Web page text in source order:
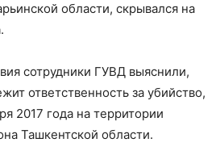
области, скрывался на
сотрудники ГУВД выяснили,
ответственность за убийство,
2017 года на территории
Ташкентской области.